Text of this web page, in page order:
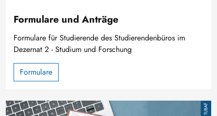
Formulare und Anträge
Formulare für Studierende des Studierendenbüros im
Dezernat 2 - Studium und Forschung
Formulare
Image TUBAF